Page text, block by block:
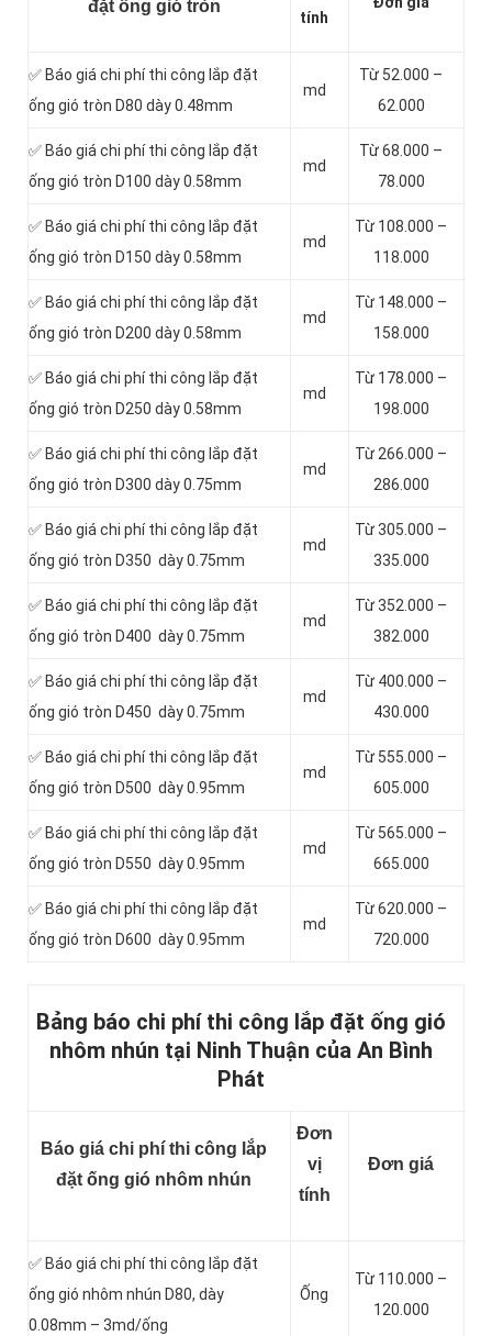
đặt ống gió tròn
tính
✅ Báo giá chi phí thi công lắp đặt
ống gió tròn D80 dày 0.48mm
md
Từ 52.000 –
62.000
✅ Báo giá chi phí thi công lắp đặt
ống gió tròn D100 dày 0.58mm
md
Từ 68.000 –
78.000
✅ Báo giá chi phí thi công lắp đặt
ống gió tròn D150 dày 0.58mm
md
Từ 108.000 –
118.000
✅ Báo giá chi phí thi công lắp đặt
ống gió tròn D200 dày 0.58mm
md
Từ 148.000 –
158.000
✅ Báo giá chi phí thi công lắp đặt
ống gió tròn D250 dày 0.58mm
md
Từ 178.000 –
198.000
✅ Báo giá chi phí thi công lắp đặt
ống gió tròn D300 dày 0.75mm
md
Từ 266.000 –
286.000
✅ Báo giá chi phí thi công lắp đặt
ống gió tròn D350 dày 0.75mm
md
Từ 305.000 –
335.000
✅ Báo giá chi phí thi công lắp đặt
ống gió tròn D400 dày 0.75mm
md
Từ 352.000 –
382.000
✅ Báo giá chi phí thi công lắp đặt
ống gió tròn D450 dày 0.75mm
md
Từ 400.000 –
430.000
✅ Báo giá chi phí thi công lắp đặt
ống gió tròn D500 dày 0.95mm
md
Từ 555.000 –
605.000
✅ Báo giá chi phí thi công lắp đặt
ống gió tròn D550 dày 0.95mm
md
Từ 565.000 –
665.000
✅ Báo giá chi phí thi công lắp đặt
ống gió tròn D600 dày 0.95mm
md
Từ 620.000 –
720.000
Bảng báo chi phí thi công lắp đặt ống gió
nhôm nhún tại Ninh Thuận của An Bình
Phát
Báo giá chi phí thi công lắp
đặt ống gió nhôm nhún
Đơn
vị
tính
Đơn giá
✅ Báo giá chi phí thi công lắp đặt
ống gió nhôm nhún D80, dày
0.08mm – 3md/ống
Ống
Từ 110.000 –
120.000